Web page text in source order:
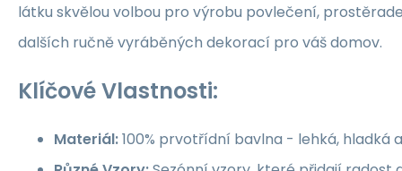
látku skvělou volbou pro výrobu povlečení,
dalších ručně vyráběných dekorací pro váš domov.
Klíčové Vlastnosti:
Materiál:100% prvotřídní bavlna - lehká, hladká